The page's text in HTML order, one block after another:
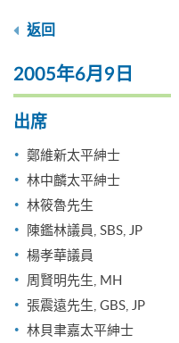
返回
2005年6月9日
出席
鄭維新太平紳士
林中麟太平紳士
林筱魯先生
陳鑑林議員, SBS, JP
楊孝華議員
周賢明先生, MH
張震遠先生, GBS, JP
林貝聿嘉太平紳士